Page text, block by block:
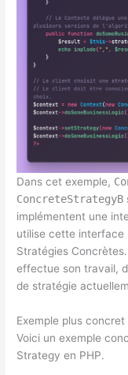
Dans cet exemple,
ConcreteStrategyB
implémentent une
utilise cette interface
Stratégies
effectue son travail,
de stratégie
Exemple plus
Voici un exemple
Strategy en PHP.